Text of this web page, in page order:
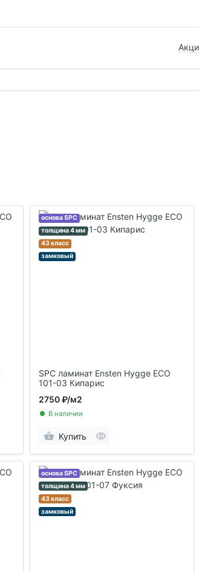
основа SPC
толщина 4 мм
43 класс
замковый
SPC ламинат Ensten Hygge ECO
101-03 Кипарис
2750 ₽/м2
В наличии
Купить
основа SPC
толщина 4 мм
43 класс
замковый